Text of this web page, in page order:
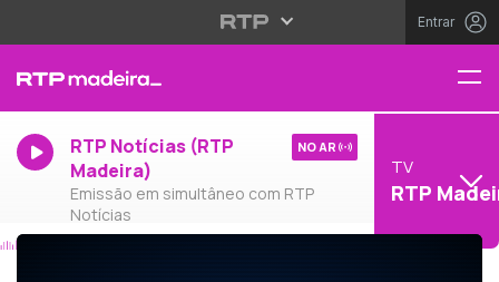
Entrar
RTP Notícias (RTP
Madeira)
Emissão em simultâneo com RTP
Notícias
NO AR
TV
RTP